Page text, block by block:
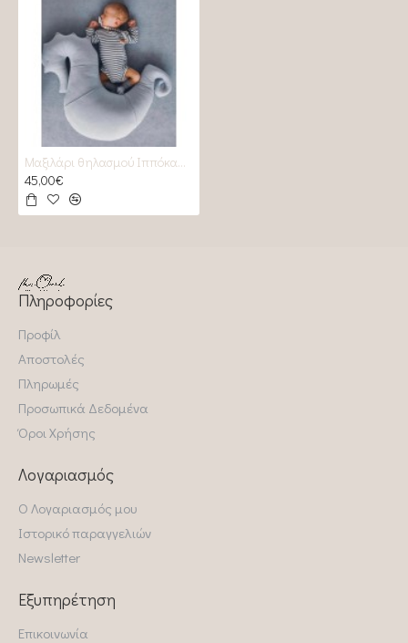
Μαξιλάρι θηλασμού Ιππόκαμπος Grey
45,00€
Πληροφορίες
Προφίλ
Αποστολές
Πληρωμές
Προσωπικά Δεδομένα
Όροι Χρήσης
Λογαριασμός
Ο Λογαριασμός μου
Ιστορικό παραγγελιών
Newsletter
Εξυπηρέτηση
Επικοινωνία